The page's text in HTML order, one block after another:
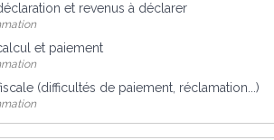
et revenus à déclarer
et paiement
(difficultés de paiement, réclamation...)